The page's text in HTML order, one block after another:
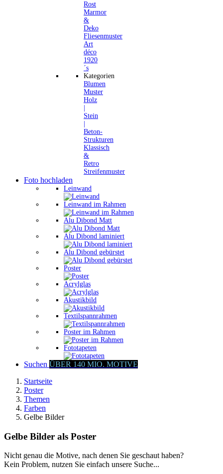
Rost
Marmor
&
Deko
Fliesenmuster
Art
déco
1920
´s
Kategorien
Blumen
Muster
Holz
Stein
Beton-
Strukturen
Klassisch
&
Retro
Streifenmuster
Foto hochladen
Leinwand
Leinwand im Rahmen
Alu Dibond Matt
Alu Dibond laminiert
Alu Dibond gebürstet
Poster
Acrylglas
Akustikbild
Textilspannrahmen
Poster im Rahmen
Fototapeten
Suchen ÜBER 140 MIO. MOTIVE
Startseite
Poster
Themen
Farben
Gelbe Bilder
Gelbe Bilder als Poster
Nicht genau die Motive, nach denen Sie geschaut haben?
Kein Problem, nutzen Sie einfach unsere Suche...